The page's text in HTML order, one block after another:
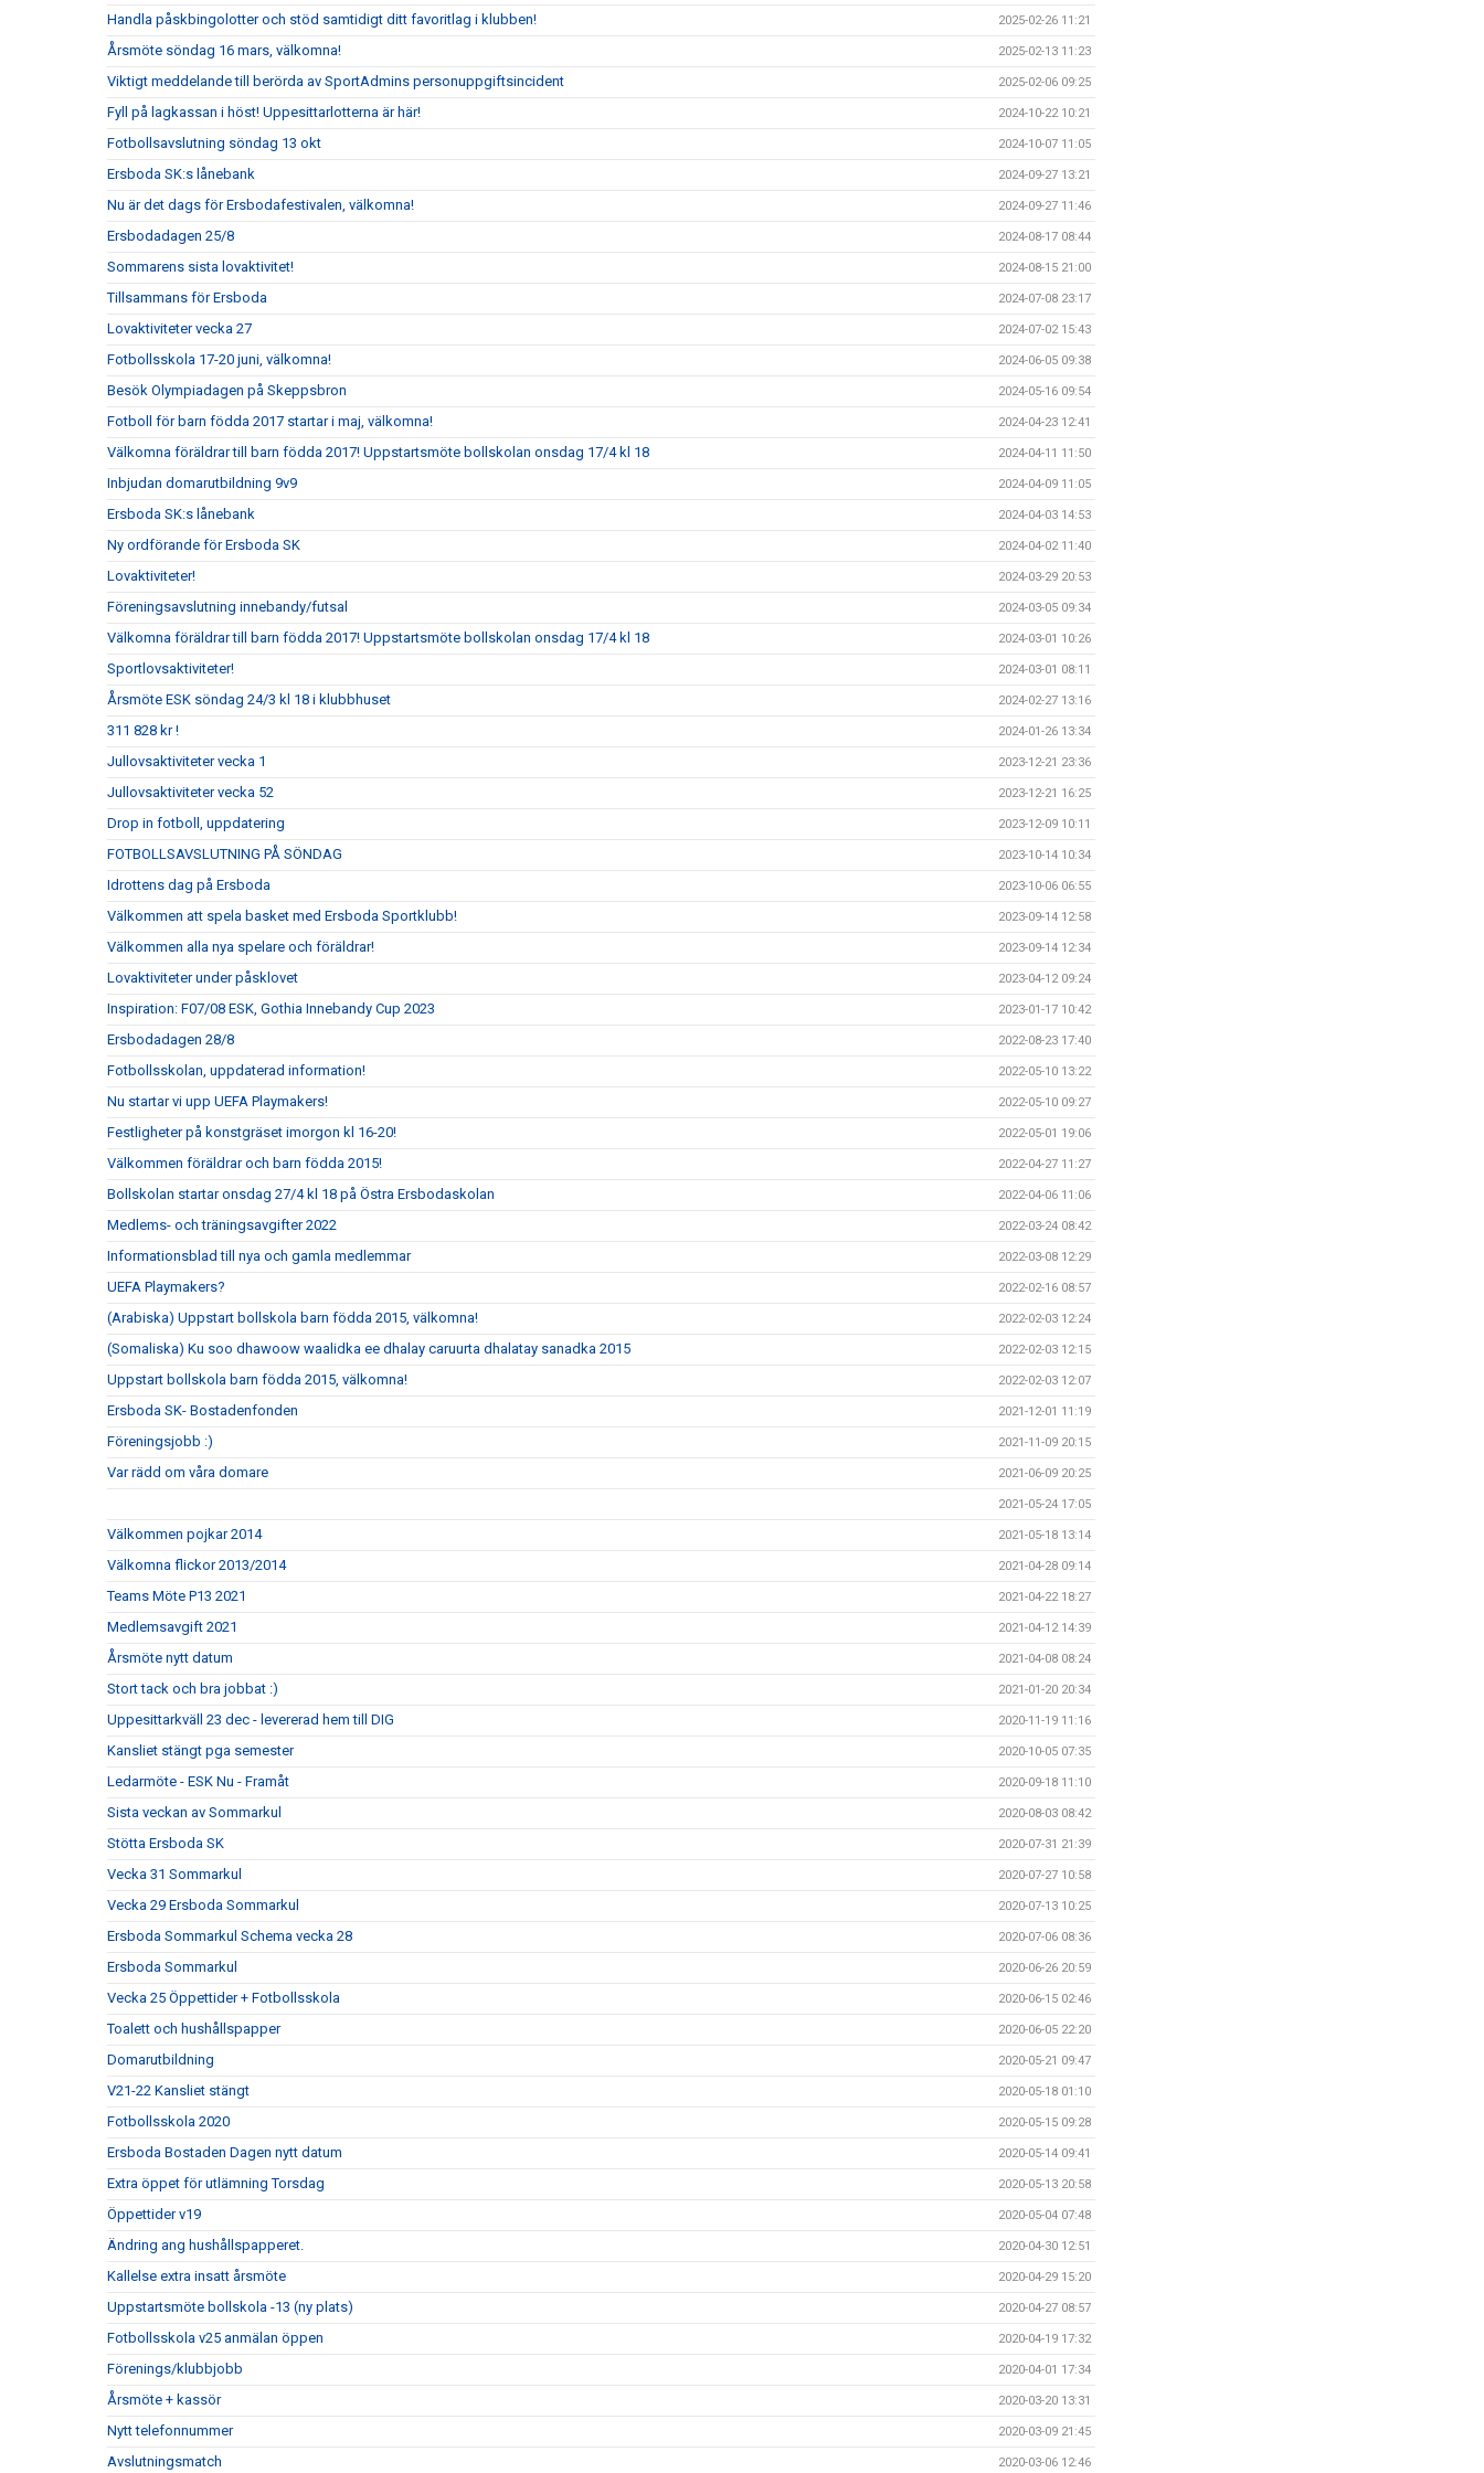
Handla påskbingolotter och stöd samtidigt ditt favoritlag i klubben! 2025-02-26 11:21
Årsmöte söndag 16 mars, välkomna! 2025-02-13 11:23
Viktigt meddelande till berörda av SportAdmins personuppgiftsincident 2025-02-06 09:25
Fyll på lagkassan i höst! Uppesittarlotterna är här! 2024-10-22 10:21
Fotbollsavslutning söndag 13 okt 2024-10-07 11:05
Ersboda SK:s lånebank 2024-09-27 13:21
Nu är det dags för Ersbodafestivalen, välkomna! 2024-09-27 11:46
Ersbodadagen 25/8 2024-08-17 08:44
Sommarens sista lovaktivitet! 2024-08-15 21:00
Tillsammans för Ersboda 2024-07-08 23:17
Lovaktiviteter vecka 27 2024-07-02 15:43
Fotbollsskola 17-20 juni, välkomna! 2024-06-05 09:38
Besök Olympiadagen på Skeppsbron 2024-05-16 09:54
Fotboll för barn födda 2017 startar i maj, välkomna! 2024-04-23 12:41
Välkomna föräldrar till barn födda 2017! Uppstartsmöte bollskolan onsdag 17/4 kl 18 2024-04-11 11:50
Inbjudan domarutbildning 9v9 2024-04-09 11:05
Ersboda SK:s lånebank 2024-04-03 14:53
Ny ordförande för Ersboda SK 2024-04-02 11:40
Lovaktiviteter! 2024-03-29 20:53
Föreningsavslutning innebandy/futsal 2024-03-05 09:34
Välkomna föräldrar till barn födda 2017! Uppstartsmöte bollskolan onsdag 17/4 kl 18 2024-03-01 10:26
Sportlovsaktiviteter! 2024-03-01 08:11
Årsmöte ESK söndag 24/3 kl 18 i klubbhuset 2024-02-27 13:16
311 828 kr ! 2024-01-26 13:34
Jullovsaktiviteter vecka 1 2023-12-21 23:36
Jullovsaktiviteter vecka 52 2023-12-21 16:25
Drop in fotboll, uppdatering 2023-12-09 10:11
FOTBOLLSAVSLUTNING PÅ SÖNDAG 2023-10-14 10:34
Idrottens dag på Ersboda 2023-10-06 06:55
Välkommen att spela basket med Ersboda Sportklubb! 2023-09-14 12:58
Välkommen alla nya spelare och föräldrar! 2023-09-14 12:34
Lovaktiviteter under påsklovet 2023-04-12 09:24
Inspiration: F07/08 ESK, Gothia Innebandy Cup 2023 2023-01-17 10:42
Ersbodadagen 28/8 2022-08-23 17:40
Fotbollsskolan, uppdaterad information! 2022-05-10 13:22
Nu startar vi upp UEFA Playmakers! 2022-05-10 09:27
Festligheter på konstgräset imorgon kl 16-20! 2022-05-01 19:06
Välkommen föräldrar och barn födda 2015! 2022-04-27 11:27
Bollskolan startar onsdag 27/4 kl 18 på Östra Ersbodaskolan 2022-04-06 11:06
Medlems- och träningsavgifter 2022 2022-03-24 08:42
Informationsblad till nya och gamla medlemmar 2022-03-08 12:29
UEFA Playmakers? 2022-02-16 08:57
(Arabiska) Uppstart bollskola barn födda 2015, välkomna! 2022-02-03 12:24
(Somaliska) Ku soo dhawoow waalidka ee dhalay caruurta dhalatay sanadka 2015 2022-02-03 12:15
Uppstart bollskola barn födda 2015, välkomna! 2022-02-03 12:07
Ersboda SK- Bostadenfonden 2021-12-01 11:19
Föreningsjobb :) 2021-11-09 20:15
Var rädd om våra domare 2021-06-09 20:25
2021-05-24 17:05
Välkommen pojkar 2014 2021-05-18 13:14
Välkomna flickor 2013/2014 2021-04-28 09:14
Teams Möte P13 2021 2021-04-22 18:27
Medlemsavgift 2021 2021-04-12 14:39
Årsmöte nytt datum 2021-04-08 08:24
Stort tack och bra jobbat :) 2021-01-20 20:34
Uppesittarkväll 23 dec - levererad hem till DIG 2020-11-19 11:16
Kansliet stängt pga semester 2020-10-05 07:35
Ledarmöte - ESK Nu - Framåt 2020-09-18 11:10
Sista veckan av Sommarkul 2020-08-03 08:42
Stötta Ersboda SK 2020-07-31 21:39
Vecka 31 Sommarkul 2020-07-27 10:58
Vecka 29 Ersboda Sommarkul 2020-07-13 10:25
Ersboda Sommarkul Schema vecka 28 2020-07-06 08:36
Ersboda Sommarkul 2020-06-26 20:59
Vecka 25 Öppettider + Fotbollsskola 2020-06-15 02:46
Toalett och hushållspapper 2020-06-05 22:20
Domarutbildning 2020-05-21 09:47
V21-22 Kansliet stängt 2020-05-18 01:10
Fotbollsskola 2020 2020-05-15 09:28
Ersboda Bostaden Dagen nytt datum 2020-05-14 09:41
Extra öppet för utlämning Torsdag 2020-05-13 20:58
Öppettider v19 2020-05-04 07:48
Ändring ang hushållspapperet. 2020-04-30 12:51
Kallelse extra insatt årsmöte 2020-04-29 15:20
Uppstartsmöte bollskola -13 (ny plats) 2020-04-27 08:57
Fotbollsskola v25 anmälan öppen 2020-04-19 17:32
Förenings/klubbjobb 2020-04-01 17:34
Årsmöte + kassör 2020-03-20 13:31
Nytt telefonnummer 2020-03-09 21:45
Avslutningsmatch 2020-03-06 12:46